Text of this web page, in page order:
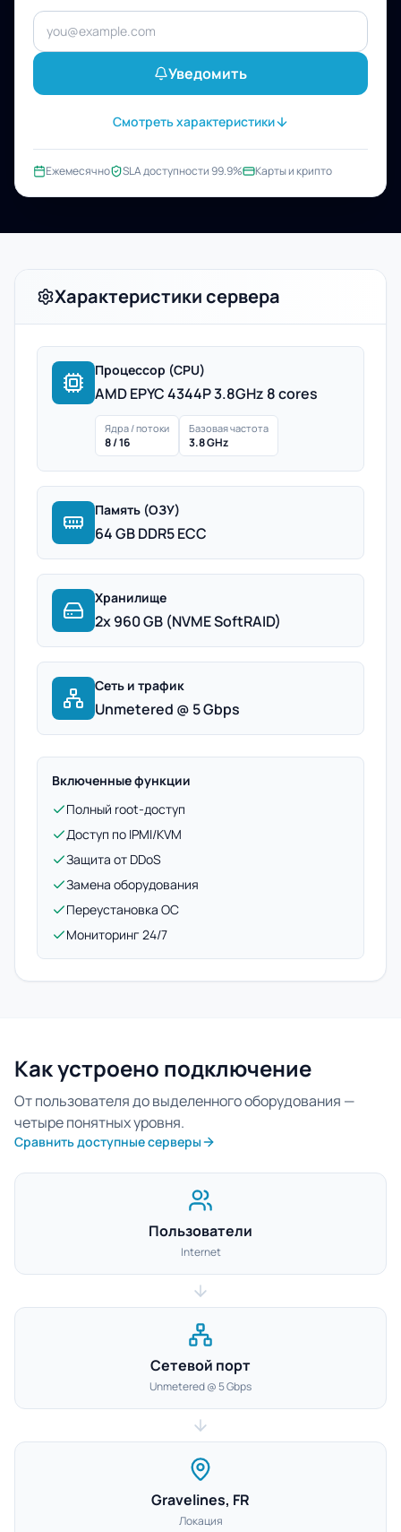
Уведомить
Смотреть характеристики
Ежемесячно SLA доступности 99.9% Карты и крипто
Характеристики сервера
Процессор (CPU)
AMD EPYC 4344P 3.8GHz 8 cores
Ядра / потоки
8 / 16
Базовая частота
3.8 GHz
Память (ОЗУ)
64 GB DDR5 ECC
Хранилище
2x 960 GB (NVME SoftRAID)
Сеть и трафик
Unmetered @ 5 Gbps
Включенные функции
Полный root-доступ
Доступ по IPMI/KVM
Защита от DDoS
Замена оборудования
Переустановка ОС
Мониторинг 24/7
Как устроено подключение
От пользователя до выделенного оборудования —
четыре понятных уровня.
Сравнить доступные серверы
Пользователи
Internet
Сетевой порт
Unmetered @ 5 Gbps
Gravelines, FR
Локация